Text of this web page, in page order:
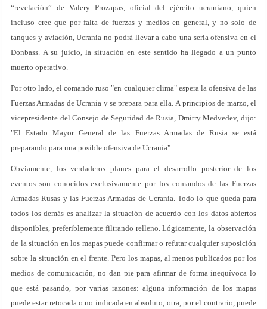
“revelación” de Valery Prozapas, oficial del ejército ucraniano, quien
incluso cree que por falta de fuerzas y medios en general, y no solo de
tanques y aviación, Ucrania no podrá llevar a cabo una seria ofensiva en el
Donbass. A su juicio, la situación en este sentido ha llegado a un punto
muerto operativo.
Por otro lado, el comando ruso "en cualquier clima" espera la ofensiva de las
Fuerzas Armadas de Ucrania y se prepara para ella. A principios de marzo, el
vicepresidente del Consejo de Seguridad de Rusia, Dmitry Medvedev, dijo:
"El Estado Mayor General de las Fuerzas Armadas de Rusia se está
preparando para una posible ofensiva de Ucrania".
Obviamente, los verdaderos planes para el desarrollo posterior de los
eventos son conocidos exclusivamente por los comandos de las Fuerzas
Armadas Rusas y las Fuerzas Armadas de Ucrania. Todo lo que queda para
todos los demás es analizar la situación de acuerdo con los datos abiertos
disponibles, preferiblemente filtrando relleno. Lógicamente, la observación
de la situación en los mapas puede confirmar o refutar cualquier suposición
sobre la situación en el frente. Pero los mapas, al menos publicados por los
medios de comunicación, no dan pie para afirmar de forma inequívoca lo
que está pasando, por varias razones: alguna información de los mapas
puede estar retocada o no indicada en absoluto, otra, por el contrario, puede